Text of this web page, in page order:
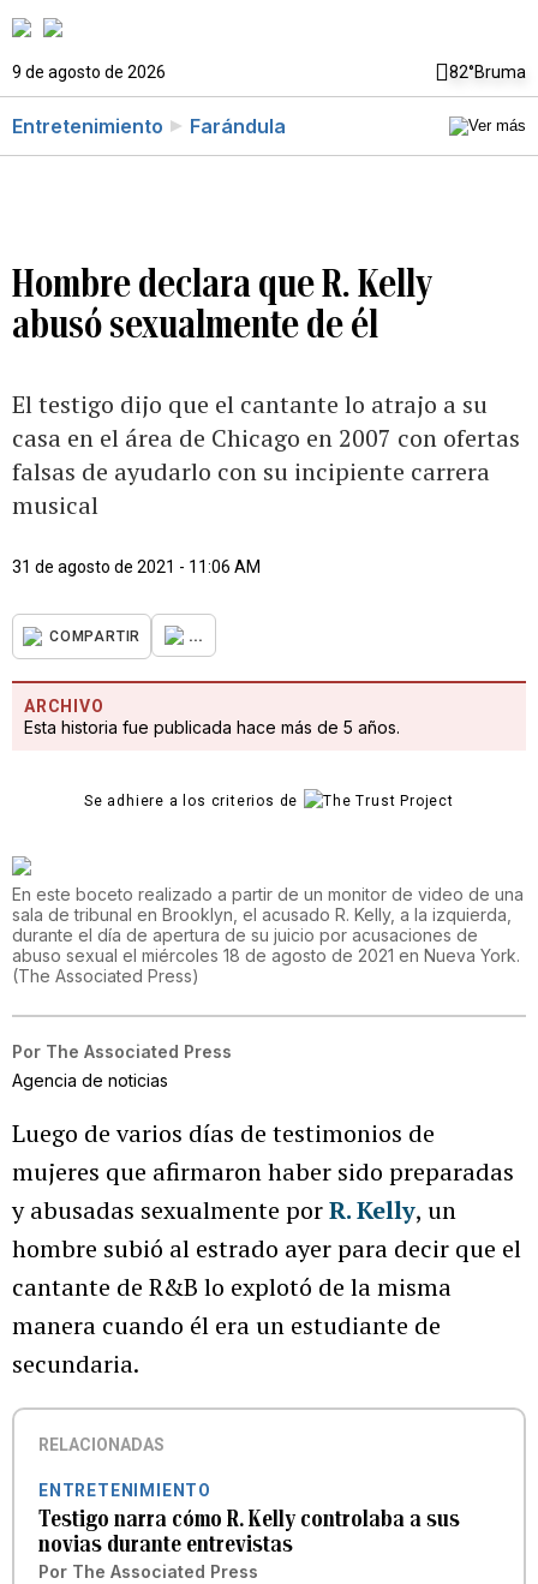
9 de agosto de 2026 82°Bruma
Entretenimiento Farándula
Hombre declara que R. Kelly
abusó sexualmente de él
El testigo dijo que el cantante lo atrajo a su
casa en el área de Chicago en 2007 con ofertas
falsas de ayudarlo con su incipiente carrera
musical
31 de agosto de 2021 - 11:06 AM
COMPARTIR ...
ARCHIVO
Esta historia fue publicada hace más de 5 años.
Se adhiere a los criterios de
En este boceto realizado a partir de un monitor de video de una
sala de tribunal en Brooklyn, el acusado R. Kelly, a la izquierda,
durante el día de apertura de su juicio por acusaciones de
abuso sexual el miércoles 18 de agosto de 2021 en Nueva York.
(The Associated Press)
Por The Associated Press
Agencia de noticias
Luego de varios días de testimonios de
mujeres que afirmaron haber sido preparadas
y abusadas sexualmente porR. Kelly, un
hombre subió al estrado ayer para decir que el
cantante de R&B lo explotó de la misma
manera cuando él era un estudiante de
secundaria.
RELACIONADAS
ENTRETENIMIENTO
Testigo narra cómo R. Kelly controlaba a sus
novias durante entrevistas
Por The Associated Press